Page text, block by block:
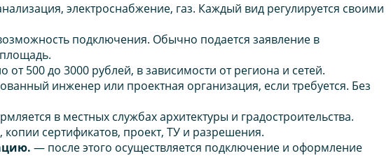
электроснабжение, газ. Каждый вид регулируется своими
подключения. Обычно подается заявление в
500 до 3000 рублей, в зависимости от региона и сетей.
инженер или проектная организация, если требуется. Без
в местных службах архитектуры и градостроительства.
сертификатов, проект, ТУ и разрешения.
— после этого осуществляется подключение и оформление